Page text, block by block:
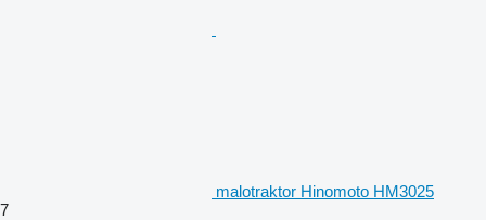
malotraktor Hinomoto HM3025
7